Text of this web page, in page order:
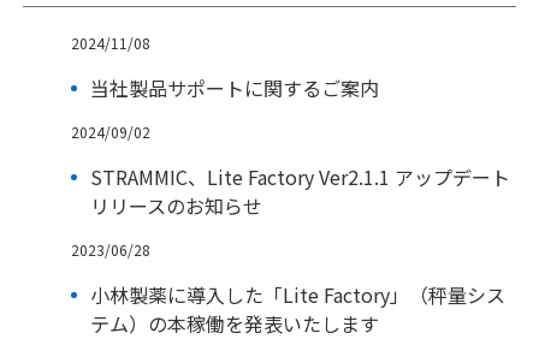
2024/11/08
当社製品サポートに関するご案内
2024/09/02
STRAMMIC、Lite Factory Ver2.1.1 アップデート
リリースのお知らせ
2023/06/28
小林製薬に導入した「Lite Factory」（秤量シス
テム）の本稼働を発表いたします